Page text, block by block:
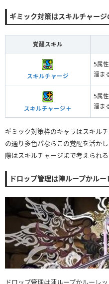
ギミック対策はスキルチャー
覚醒スキル
スキルチャージ
5属
溜ま
スキルチャージ＋
5属
溜ま
ギミック対策枠のキャラはスキル
の通り多色パならこの覚醒を活か
際はスキルチャージまで考えられ
ドロップ管理は陣ループかルー
ドロップ管理は陣ループかルーレ